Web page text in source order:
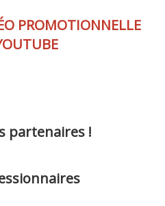
PROMOTIONNELLE
partenaires !